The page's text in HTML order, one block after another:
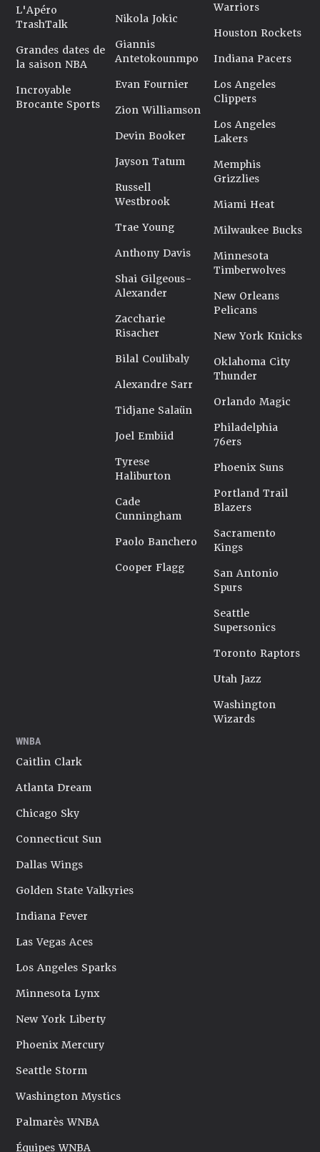
L'Apéro
TrashTalk
Grandes dates de
la saison NBA
Incroyable
Brocante Sports
Nikola Jokic
Giannis
Antetokounmpo
Evan Fournier
Zion Williamson
Devin Booker
Jayson Tatum
Russell
Westbrook
Trae Young
Anthony Davis
Shai Gilgeous-
Alexander
Zaccharie
Risacher
Bilal Coulibaly
Alexandre Sarr
Tidjane Salaün
Joel Embiid
Tyrese
Haliburton
Cade
Cunningham
Paolo Banchero
Cooper Flagg
Warriors
Houston Rockets
Indiana Pacers
Los Angeles
Clippers
Los Angeles
Lakers
Memphis
Grizzlies
Miami Heat
Milwaukee Bucks
Minnesota
Timberwolves
New Orleans
Pelicans
New York Knicks
Oklahoma City
Thunder
Orlando Magic
Philadelphia
76ers
Phoenix Suns
Portland Trail
Blazers
Sacramento
Kings
San Antonio
Spurs
Seattle
Supersonics
Toronto Raptors
Utah Jazz
Washington
Wizards
WNBA
Caitlin Clark
Atlanta Dream
Chicago Sky
Connecticut Sun
Dallas Wings
Golden State Valkyries
Indiana Fever
Las Vegas Aces
Los Angeles Sparks
Minnesota Lynx
New York Liberty
Phoenix Mercury
Seattle Storm
Washington Mystics
Palmarès WNBA
Équipes WNBA